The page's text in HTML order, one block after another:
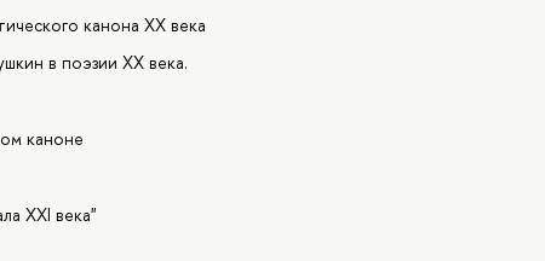
канона ХХ века
в поэзии ХХ века.
каноне
XXI века"